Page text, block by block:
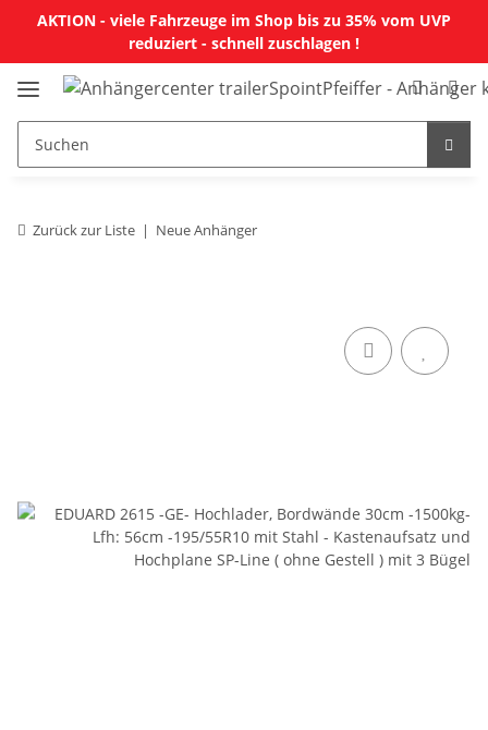
AKTION - viele Fahrzeuge im Shop bis zu 35% vom UVP
reduziert - schnell zuschlagen !
Zurück zur Liste Neue Anhänger